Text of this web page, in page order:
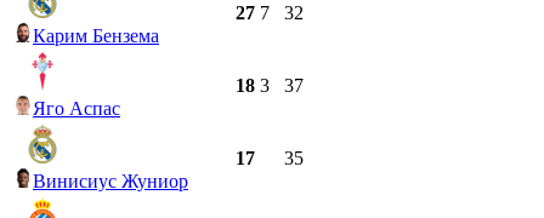
Карим Бензема
27 7 32
Яго Аспас
18 3 37
Винисиус Жуниор
17 35